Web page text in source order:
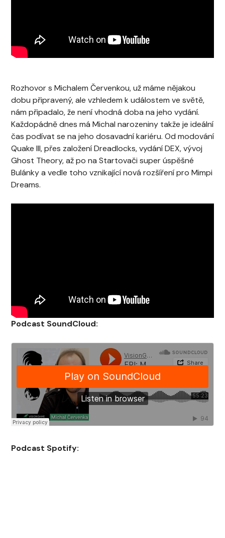
Rozhovor s Michalem Červenkou, už máme nějakou
dobu připravený, ale vzhledem k událostem ve světě,
nám připadalo, že není vhodná doba na jeho vydání.
Každopádně dnes má Michal narozeniny takže je ideální
čas podívat se na jeho dosavadní kariéru. Od modování
Quake III, přes založení Dreadlocks, vydání DEX, vývoj
Ghost Theory, až po na Startovači super úspěšné
Bulánky a vedle toho vznikající nová rozšíření pro Mimpi
Dreams.
Podcast SoundCloud:
Podcast Spotify: